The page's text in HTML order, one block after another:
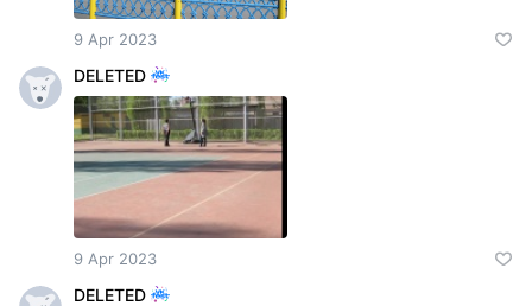
9 Apr 2023
DELETED
9 Apr 2023
DELETED